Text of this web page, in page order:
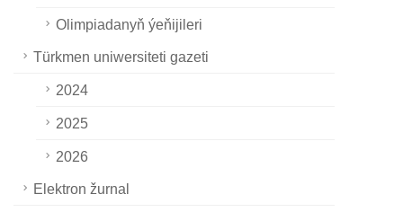
Olimpiadanyň ýeňijileri
Türkmen uniwersiteti gazeti
2024
2025
2026
Elektron žurnal